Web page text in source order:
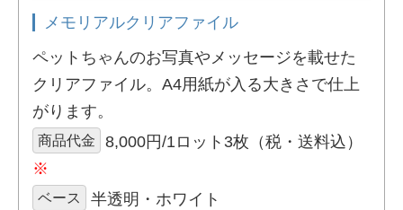
メモリアルクリアファイル
ペットちゃんのお写真やメッセージを載せた
クリアファイル。A4用紙が入る大きさで仕上
がります。
商品代金
8,000円/1ロット3枚（税・送料込）
※
ベース 半透明・ホワイト